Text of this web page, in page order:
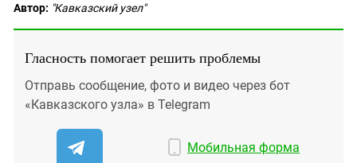
Автор: "Кавказский узел"
Гласность помогает решить проблемы
Отправь сообщение, фото и видео через бот
«Кавказского узла» в Telegram
Мобильная форма